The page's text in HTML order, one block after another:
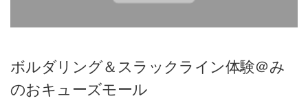
ボルダリング＆スラックライン体験＠み
のおキューズモール